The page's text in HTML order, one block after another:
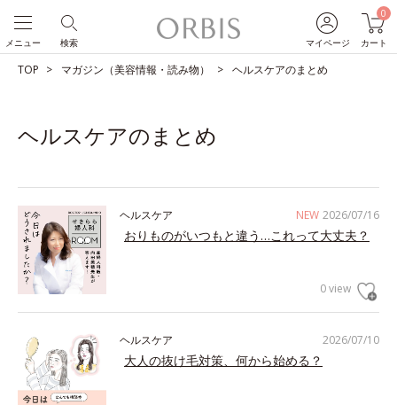
マイページ
0
カート
検索
メニュー
TOP マガジン（美容情報・読み物） ヘルスケアのまとめ
ヘルスケアのまとめ
NEW 2026/07/16
ヘルスケア
おりものがいつもと違う…これって大丈夫？
0 view
2026/07/10
ヘルスケア
大人の抜け毛対策、何から始める？